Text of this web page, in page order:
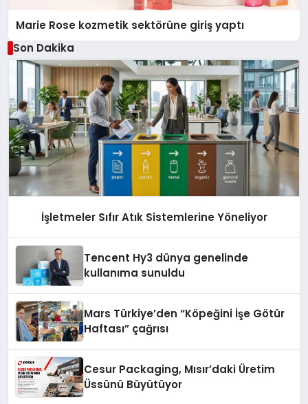
Marie Rose kozmetik sektörüne giriş yaptı
Son Dakika
İşletmeler Sıfır Atık Sistemlerine Yöneliyor
Tencent Hy3 dünya genelinde
kullanıma sunuldu
Mars Türkiye’den “Köpeğini İşe Götür
Haftası” çağrısı
Cesur Packaging, Mısır’daki Üretim
Üssünü Büyütüyor